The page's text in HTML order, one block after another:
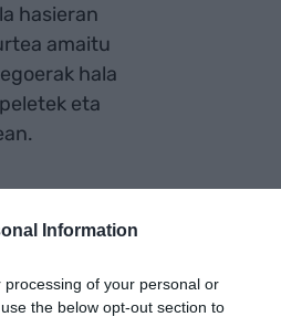
Information
of your personal or
the below opt-out section to
hasieran
amaitu
hala
eta
berean,